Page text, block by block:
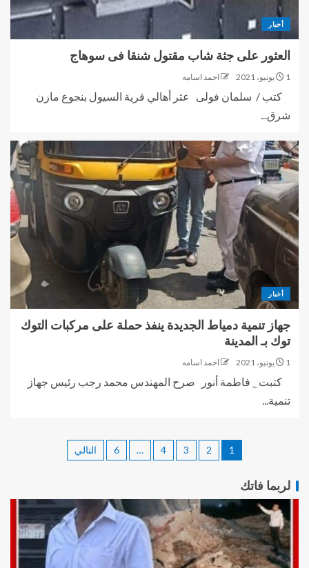
أخبار
العثور على جثة شاب مقتول شنقا فى سوهاج
1 يونيو، 2021 احمد اسامه
كتب / سلمان فولى عثر أهالي قرية السيول بنجوع مازن
شرق...
أخبار
جهاز تنمية دمياط الجديدة ينفذ حملة على مركبات التوك
توك بـ المدينة
1 يونيو، 2021 احمد اسامه
كتبت _ فاطمة أنور صرح المهندس محمد رجب رئيس جهاز
تنمية...
1
2
3
4
…
6 التالي
لربما فاتك